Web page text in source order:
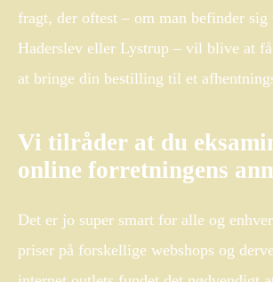
fragt, der oftest – om man befinder sig
Haderslev eller Lystrup – vil blive at
at bringe din bestilling til et
Vi tilråder at du
online forretningens
Det er jo super smart for alle og
priser på forskellige webshops og